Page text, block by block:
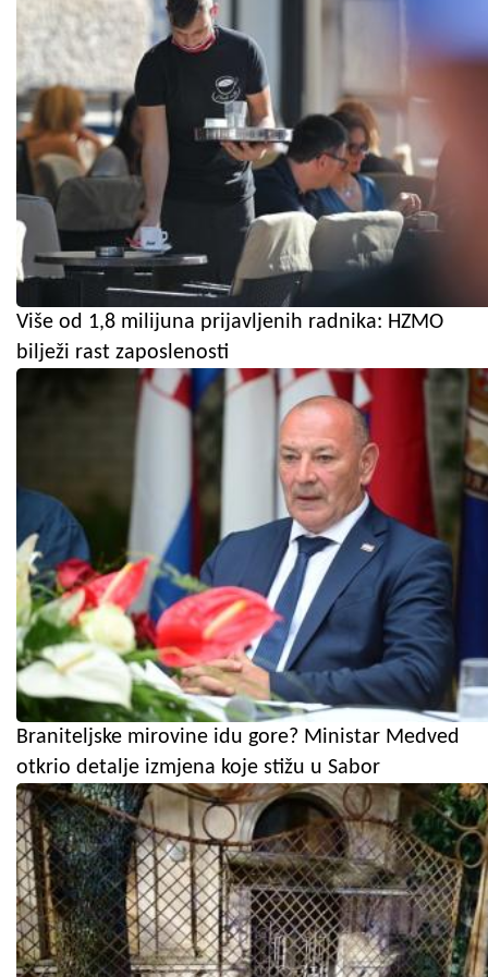
Više od 1,8 milijuna prijavljenih radnika: HZMO
bilježi rast zaposlenosti
Braniteljske mirovine idu gore? Ministar Medved
otkrio detalje izmjena koje stižu u Sabor